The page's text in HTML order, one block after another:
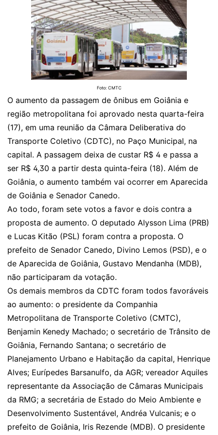
Foto: CMTC
O aumento da passagem de ônibus em Goiânia e
região metropolitana foi aprovado nesta quarta-feira
(17), em uma reunião da Câmara Deliberativa do
Transporte Coletivo (CDTC), no Paço Municipal, na
capital. A passagem deixa de custar R$ 4 e passa a
ser R$ 4,30 a partir desta quinta-feira (18). Além de
Goiânia, o aumento também vai ocorrer em Aparecida
de Goiânia e Senador Canedo.
Ao todo, foram sete votos a favor e dois contra a
proposta de aumento. O deputado Alysson Lima (PRB)
e Lucas Kitão (PSL) foram contra a proposta. O
prefeito de Senador Canedo, Divino Lemos (PSD), e o
de Aparecida de Goiânia, Gustavo Mendanha (MDB),
não participaram da votação.
Os demais membros da CDTC foram todos favoráveis
ao aumento: o presidente da Companhia
Metropolitana de Transporte Coletivo (CMTC),
Benjamin Kenedy Machado; o secretário de Trânsito de
Goiânia, Fernando Santana; o secretário de
Planejamento Urbano e Habitação da capital, Henrique
Alves; Eurípedes Barsanulfo, da AGR; vereador Aquiles
representante da Associação de Câmaras Municipais
da RMG; a secretária de Estado do Meio Ambiente e
Desenvolvimento Sustentável, Andréa Vulcanis; e o
prefeito de Goiânia, Iris Rezende (MDB). O presidente